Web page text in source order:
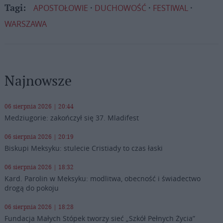
Tagi: APOSTOŁOWIE DUCHOWOŚĆ
FESTIWAL
WARSZAWA
Najnowsze
06 sierpnia 2026 | 20:44
Medziugorie: zakończył się 37. Mladifest
06 sierpnia 2026 | 20:19
Biskupi Meksyku: stulecie Cristiady to czas łaski
06 sierpnia 2026 | 18:32
Kard. Parolin w Meksyku: modlitwa, obecność i świadectwo
drogą do pokoju
06 sierpnia 2026 | 18:28
Fundacja Małych Stópek tworzy sieć „Szkół Pełnych Życia”